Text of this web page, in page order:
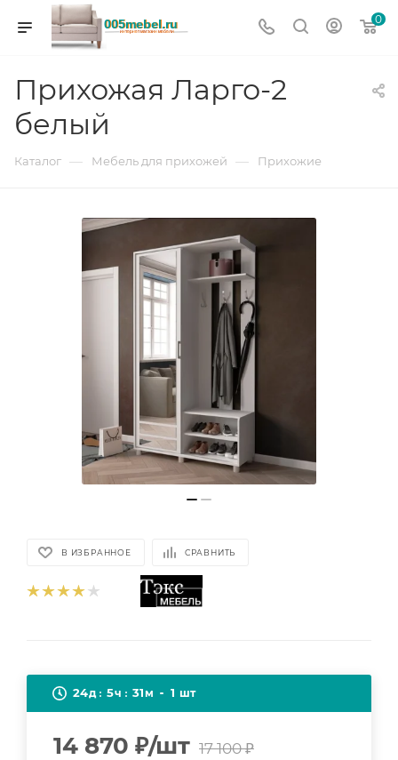
0
Прихожая Ларго-2
белый
Каталог — Мебель для прихожей — Прихожие
В ИЗБРАННОЕ СРАВНИТЬ
24д 5ч 31м 1 шт
14 870 ₽/шт 17 100₽